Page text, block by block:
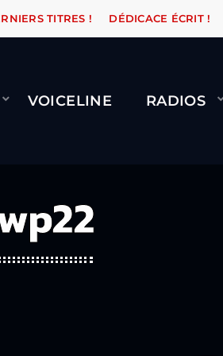
WARÉTRO ORANGE ROAD
TITRES ! DÉDICACE ÉCRIT !
VOICELINE RADIOS